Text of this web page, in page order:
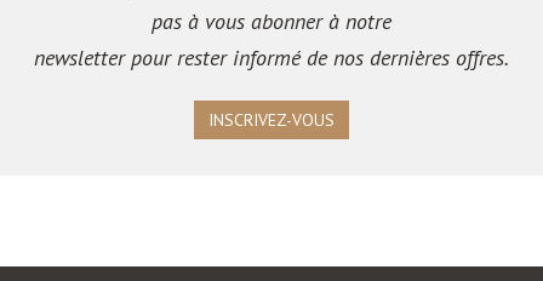
pas à vous abonner à notre
newsletter pour rester informé de nos dernières offres.
INSCRIVEZ-VOUS